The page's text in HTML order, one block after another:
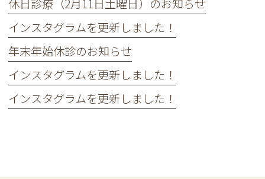
休日診療（2月11日土曜日）のお知らせ
インスタグラムを更新しました！
年末年始休診のお知らせ
インスタグラムを更新しました！
インスタグラムを更新しました！